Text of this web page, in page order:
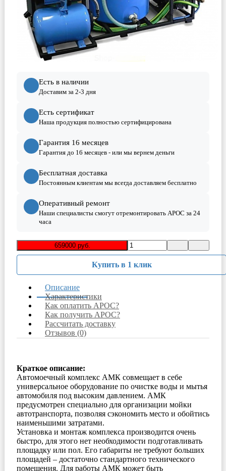
Есть в наличии
Доставим за 2-3 дня
Есть сертификат
Наша продукция полностью сертифицирована
Гарантия 16 месяцев
Гарантия до 16 месяцев - или мы вернем деньги
Бесплатная доставка
Постоянным клиентам мы всегда доставляем бесплатно
Оперативный ремонт
Наши специалисты смогут отремонтировать АРОС за 24
часа
659000 руб.
Купить в 1 клик
Описание
Характеристики
Как оплатить АРОС?
Как получить АРОС?
Рассчитать доставку
Отзывов (0)
Краткое описание:
Автомоечный комплекс АМК совмещает в себе
универсальное оборудование по очистке воды и мытья
автомобиля под высоким давлением. АМК
предусмотрен специально для организации мойки
автотранспорта, позволяя сэкономить место и обойтись
наименьшими затратами.
Установка и монтаж комплекса производится очень
быстро, для этого нет необходимости подготавливать
площадку или пол. Его габариты не требуют больших
площадей – достаточно стандартного технического
помещения. Для работы АМК может быть